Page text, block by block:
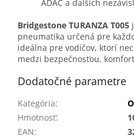
ADAC a ďalších
Bridgestone TURANZA T005
pneumatika určená pre
ideálna pre vodičov, ktorí
medzi bezpečnosťou,
Dodatočné parametre
Kategória:
Hmotnosť:
EAN: